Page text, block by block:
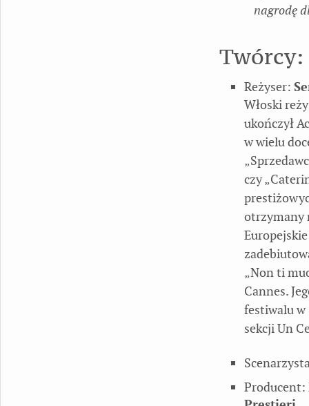
nagrodę
Twórcy:
Reżyser:
Włoski
ukończył
w wielu
czy
otrzymany
„Non ti
Cannes.
festiwalu w
sekcji Un
Producent: